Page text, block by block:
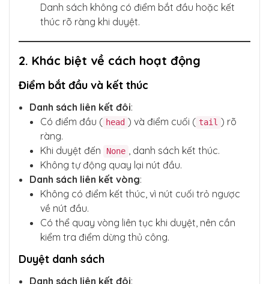
Danh sách không có điểm bắt đầu hoặc kết
thúc rõ ràng khi duyệt.
2. Khác biệt về cách hoạt động
Điểm bắt đầu và kết thúc
Danh sách liên kết đôi:
Có điểm đầu ( head ) và điểm cuối ( tail ) rõ
ràng.
Khi duyệt đến
None , danh sách kết thúc.
Không tự động quay lại nút đầu.
Danh sách liên kết vòng:
Không có điểm kết thúc, vì nút cuối trỏ ngược
về nút đầu.
Có thể quay vòng liên tục khi duyệt, nên cần
kiểm tra điểm dừng thủ công.
Duyệt danh sách
Danh sách liên kết đôi: